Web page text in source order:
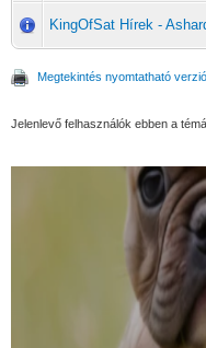
KingOfSat Hírek -
Megtekintés nyomtatható
Jelenlevő felhasználók ebben a